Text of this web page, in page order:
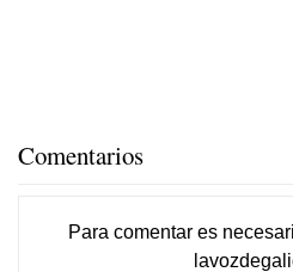
Comentarios
Para comentar es